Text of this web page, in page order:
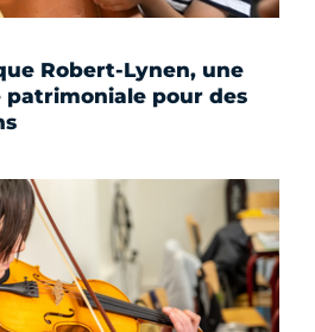
Robert-Lynen, une
pour des